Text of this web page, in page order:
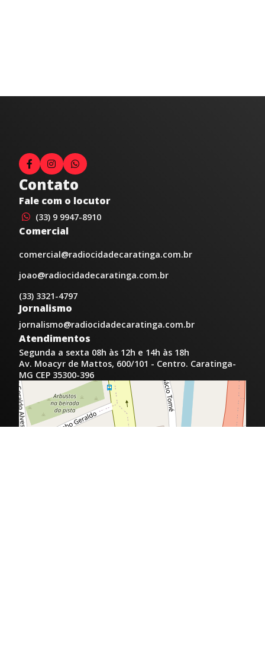
Contato
Fale com o locutor
(33) 9 9947-8910
Comercial
comercial@radiocidadecaratinga.com.br
joao@radiocidadecaratinga.com.br
(33) 3321-4797
Jornalismo
jornalismo@radiocidadecaratinga.com.br
Atendimentos
Segunda a sexta 08h às 12h e 14h às 18h
Av. Moacyr de Mattos, 600/101 - Centro. Caratinga-
MG CEP 35300-396